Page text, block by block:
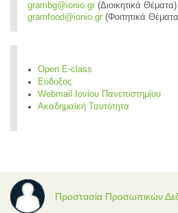
grambg@ionio.gr (Διοικητικά Θέματα)
gramfood@ionio.gr (Φοιτητικά
Open E-class
Εύδοξος
Webmail Ιονίου Πανεπιστημίου
Ακαδημαϊκή Ταυτότητα
Προστασία Προσωπικών